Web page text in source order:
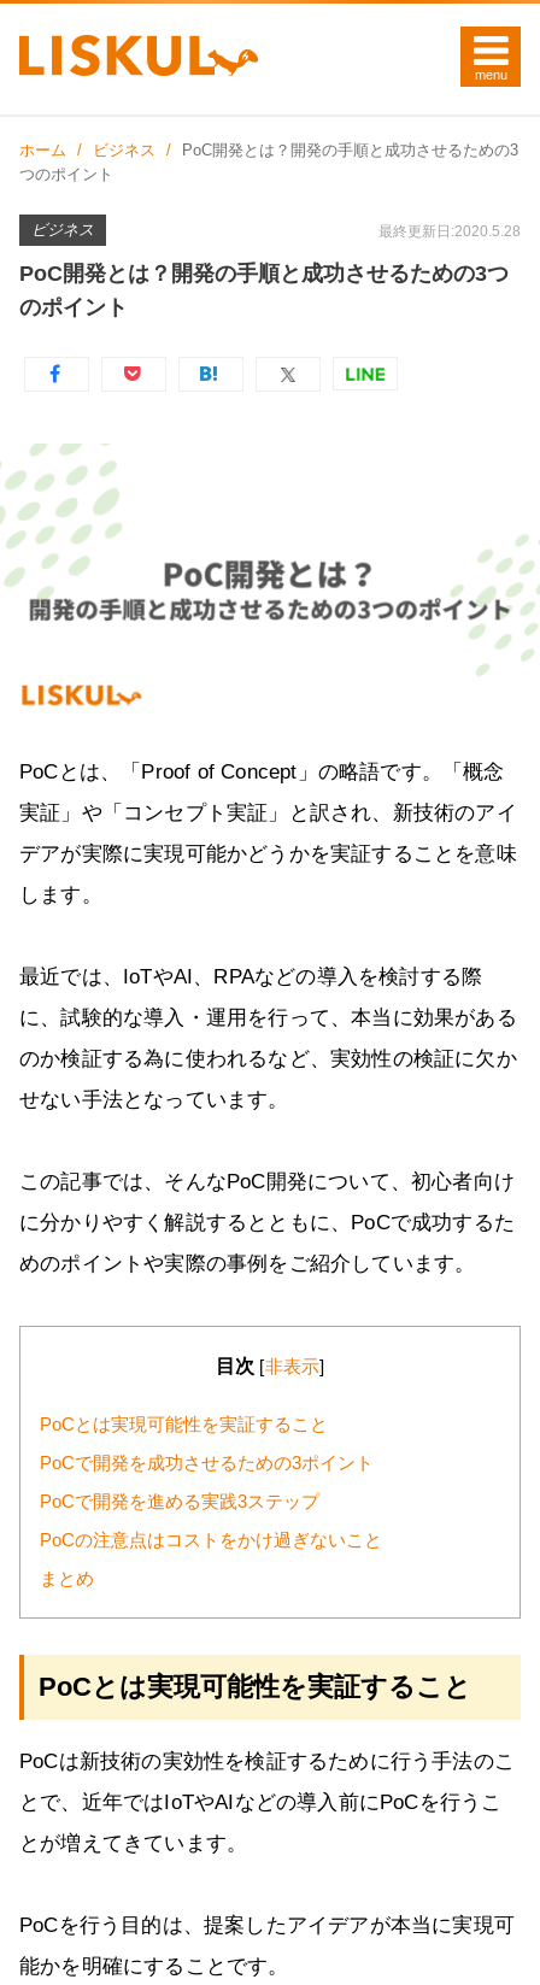
ホーム ビジネス
PoC開発とは？開発の手順と成功させるための3
つのポイント
ビジネス 最終更新日:2020.5.28
PoC開発とは？開発の手順と成功させるための3つ
のポイント
PoCとは、「Proof of Concept」の略語です。「概念
実証」や「コンセプト実証」と訳され、新技術のアイ
デアが実際に実現可能かどうかを実証することを意味
します。
最近では、IoTやAI、RPAなどの導入を検討する際
に、試験的な導入・運用を行って、本当に効果がある
のか検証する為に使われるなど、実効性の検証に欠か
せない手法となっています。
この記事では、そんなPoC開発について、初心者向け
に分かりやすく解説するとともに、PoCで成功するた
めのポイントや実際の事例をご紹介しています。
目次 [非表示]
PoCとは実現可能性を実証すること
PoCで開発を成功させるための3ポイント
PoCで開発を進める実践3ステップ
PoCの注意点はコストをかけ過ぎないこと
まとめ
PoCとは実現可能性を実証すること
PoCは新技術の実効性を検証するために行う手法のこ
とで、近年ではIoTやAIなどの導入前にPoCを行うこ
とが増えてきています。
PoCを行う目的は、提案したアイデアが本当に実現可
能かを明確にすることです。